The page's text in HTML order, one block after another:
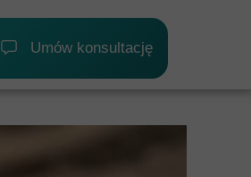
Umów konsultację